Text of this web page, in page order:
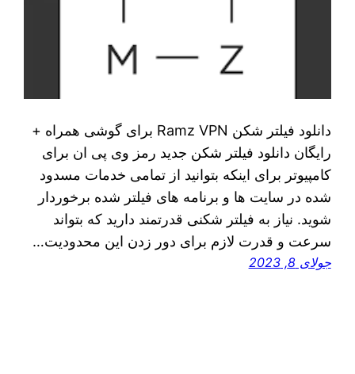
دانلود فیلتر شکن Ramz VPN برای گوشی همراه +
رایگان دانلود فیلتر شکن جدید رمز وی پی ان برای
کامپیوتر برای اینکه بتوانید از تمامی خدمات مسدود
شده در سایت ها و برنامه های فیلتر شده برخوردار
شوید. نیاز به فیلتر شکنی قدرتمند دارید که بتواند
سرعت و قدرت لازم برای دور زدن این محدودیت‌…
جولای 8, 2023